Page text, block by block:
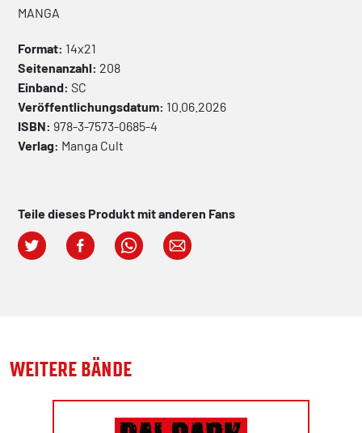
MANGA
Format: 14x21
Seitenanzahl: 208
Einband: SC
Veröffentlichungsdatum: 10.06.2026
ISBN: 978-3-7573-0685-4
Verlag: Manga Cult
Teile dieses Produkt mit anderen Fans
WEITERE BÄNDE